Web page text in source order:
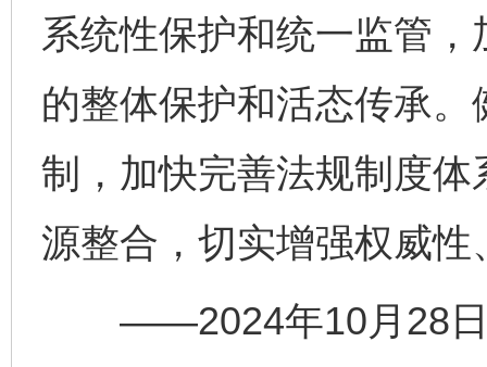
系统性保护和统一监管
的整体保护和活态传承
制，加快完善法规制度
源整合，切实增强权威
——2024年10月28日